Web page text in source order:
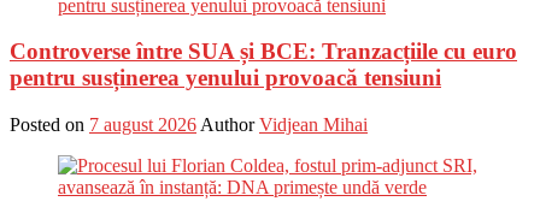
Controverse între SUA și BCE: Tranzacțiile cu euro
pentru susținerea yenului provoacă tensiuni
Posted on 7 august 2026 Author Vidjean Mihai